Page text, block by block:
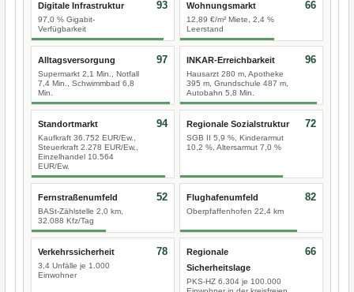
Digitale Infrastruktur
97,0 % Gigabit-
Verfügbarkeit
93 Wohnungsmarkt
12,89 €/m² Miete, 2,4 %
Leerstand
66
Alltagsversorgung
Supermarkt 2,1 Min., Notfall
7,4 Min., Schwimmbad 6,8
Min.
97 INKAR-Erreichbarkeit
Hausarzt 280 m, Apotheke
395 m, Grundschule 487 m,
Autobahn 5,8 Min.
96
Standortmarkt
Kaufkraft 36.752 EUR/Ew.,
Steuerkraft 2.278 EUR/Ew.,
Einzelhandel 10.564
EUR/Ew.
94 Regionale Sozialstruktur
SGB II 5,9 %, Kinderarmut
10,2 %, Altersarmut 7,0 %
72
Fernstraßenumfeld
BASt-Zählstelle 2,0 km,
32.088 Kfz/Tag
52 Flughafenumfeld
Oberpfaffenhofen 22,4 km
82
Verkehrssicherheit
3,4 Unfälle je 1.000
Einwohner
78
Regionale
Sicherheitslage
PKS-HZ 6.304 je 100.000
66